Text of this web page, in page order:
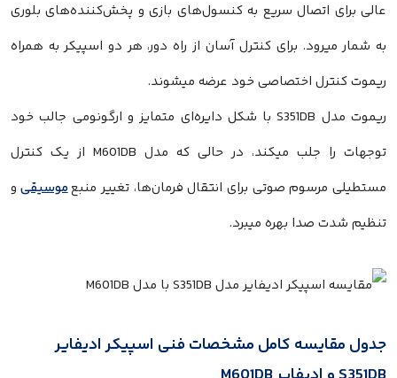
عالی برای اتصال سریع به کنسول‌های بازی و پخش‌کننده‌های بلوری
به شمار میرود. برای کنترل آسان از راه دور، هر دو اسپیکر به همراه
ریموت کنترل اختصاصی خود عرضه میشوند.
ریموت مدل S351DB با شکل دایره‌ای متمایز و ارگونومی جالب خود
توجهات را جلب میکند، در حالی که مدل M601DB از یک کنترل
مستطیلی مرسوم صوتی برای انتقال فرمان‌ها، تغییر منبعموسیقی و
تنظیم شدت صدا بهره میبرد.
جدول مقایسه کامل مشخصات فنی اسپیکر ادیفایر